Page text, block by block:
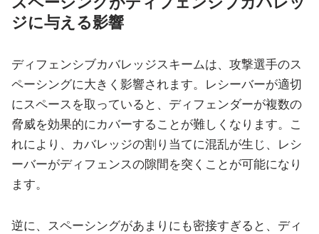
ジに与える影響
ディフェンシブカバレッジスキームは、攻撃選手のス
ペーシングに大きく影響されます。レシーバーが適切
にスペースを取っていると、ディフェンダーが複数の
脅威を効果的にカバーすることが難しくなります。こ
れにより、カバレッジの割り当てに混乱が生じ、レシ
ーバーがディフェンスの隙間を突くことが可能になり
ます。
逆に、スペーシングがあまりにも密接すぎると、ディ